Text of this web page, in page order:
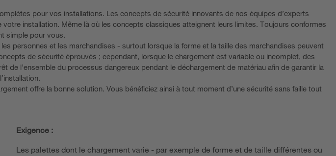
pour vos installations. Les concepts de sécurité innovants de nos équipes d’experts
installation. Même là où les concepts classiques atteignent leurs limites. Toujours conformes
simple pour vous.
personnes et les marchandises - surtout lorsque la forme et la taille des marchandises peuvent
de sécurité éprouvés ; cependant, lorsque le chargement est variable ou incomplet, des
l’ensemble du processus dangereux pendant le déchargement de matériau afin de garantir la
offre la bonne solution. Vous bénéficiez ainsi à tout moment d’une sécurité sans faille tout
Exigence :
Les palettes dont le chargement varie - par exemple de forme et de taille différentes ou